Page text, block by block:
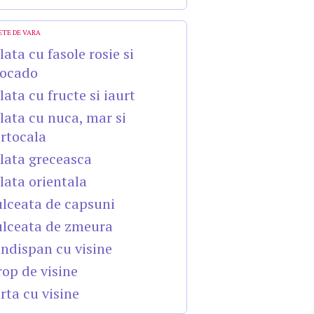
DE VARA
cu fasole rosie si
cu fructe si iaurt
cu nuca, mar si
greceasca
orientala
de capsuni
de zmeura
cu visine
de visine
cu visine